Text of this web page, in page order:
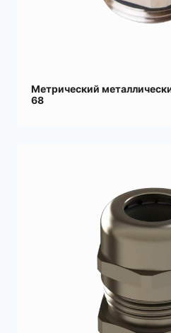
Метрический
68